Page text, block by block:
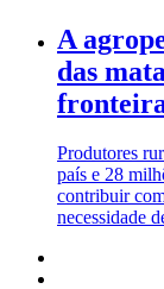
A
das
Produtores
país e 28
contribuir
necessidade